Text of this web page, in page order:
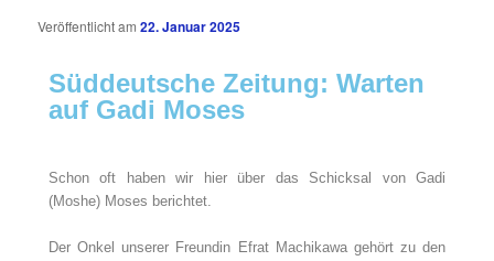
Veröffentlicht am22. Januar 2025
Süddeutsche Zeitung: Warten
auf Gadi Moses
Schon oft haben wir hier über das Schicksal von Gadi
(Moshe) Moses berichtet.
Der Onkel unserer Freundin Efrat Machikawa gehört zu den